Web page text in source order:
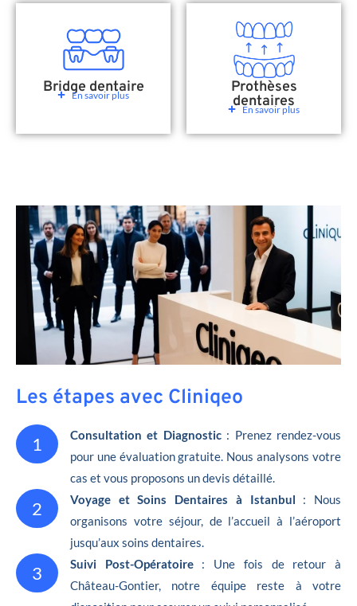
Bridge dentaire
En savoir plus Prothèses
dentaires
En savoir plus
Les étapes avec Cliniqeo
1 Consultation et Diagnostic: Prenez rendez-vous
pour une évaluation gratuite. Nous analysons votre
cas et vous proposons un devis détaillé.
2 Voyage et Soins Dentaires à Istanbul : Nous
organisons votre séjour, de l’accueil à l’aéroport
jusqu’aux soins dentaires.
3 Suivi Post-Opératoire : Une fois de retour à
Château-Gontier, notre équipe reste à votre